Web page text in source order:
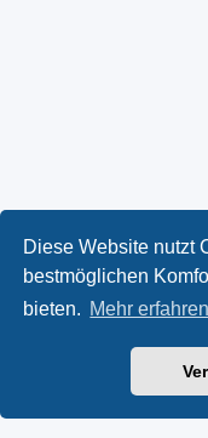
Diese Website nutzt
bestmöglichen
bieten. Mehr erfahren